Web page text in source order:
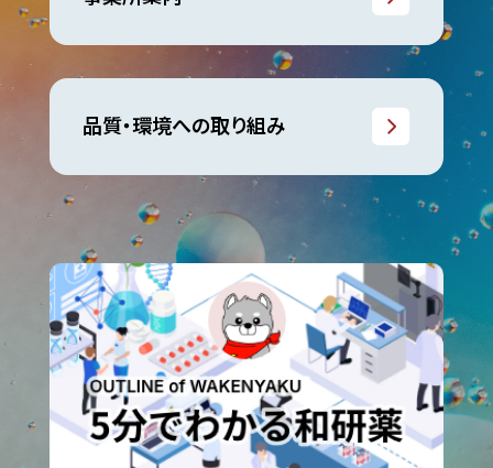
品質・環境への取り組み